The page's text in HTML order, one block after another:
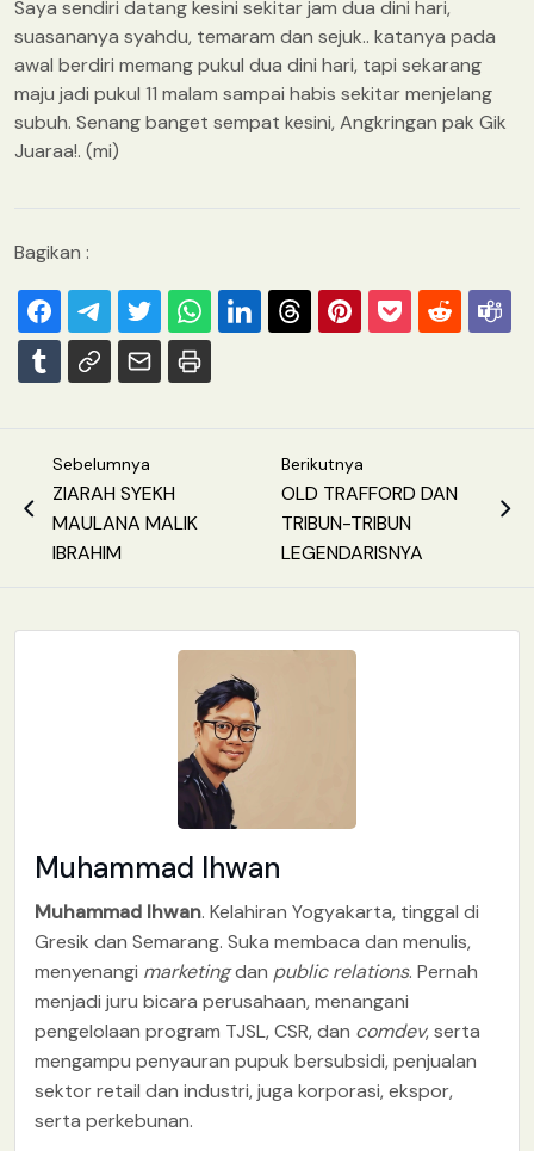
Saya sendiri datang kesini sekitar jam dua dini hari,
suasananya syahdu, temaram dan sejuk.. katanya pada
awal berdiri memang pukul dua dini hari, tapi sekarang
maju jadi pukul 11 malam sampai habis sekitar menjelang
subuh. Senang banget sempat kesini, Angkringan pak Gik
Juaraa!. (mi)
Bagikan :
Sebelumnya
ZIARAH SYEKH
MAULANA MALIK
IBRAHIM
Berikutnya
OLD TRAFFORD DAN
TRIBUN-TRIBUN
LEGENDARISNYA
Muhammad Ihwan
Muhammad Ihwan. Kelahiran Yogyakarta, tinggal di
Gresik dan Semarang. Suka membaca dan menulis,
menyenangi marketingdan public relations. Pernah
menjadi juru bicara perusahaan, menangani
pengelolaan program TJSL, CSR, dan comdev, serta
mengampu penyauran pupuk bersubsidi, penjualan
sektor retail dan industri, juga korporasi, ekspor,
serta perkebunan.